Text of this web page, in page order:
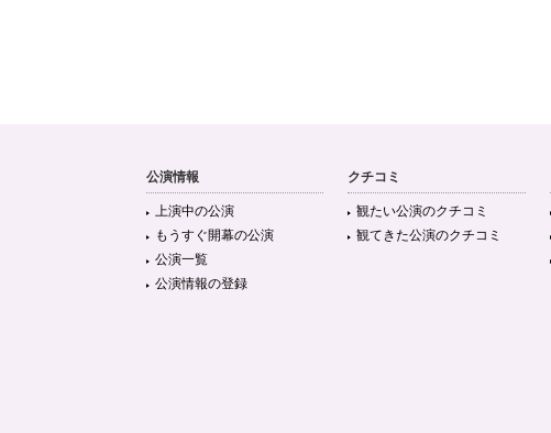
公演情報
上演中の公演
もうすぐ開幕の公演
公演一覧
公演情報の登録
クチコミ
観たい公演のクチコミ
観てきた公演のクチコミ